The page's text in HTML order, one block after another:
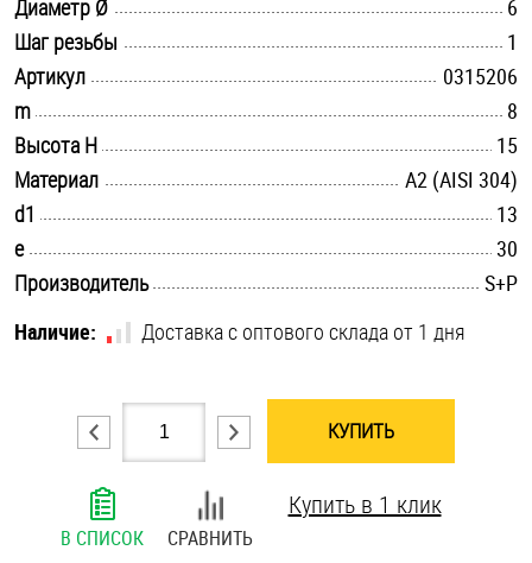
Саморезы и шурупы
Такелаж
Шайбы
Шпильки
Шплинты
Штифты и пальцы
Диаметр Ø
6
Шаг резьбы
1
Артикул
0315206
m
8
Высота H
15
Материал
А2 (AISI 304)
d1
13
e
30
Производитель
S+P
Наличие:
Доставка с оптового склада от 1 дня
КУПИТЬ
В СПИСОК СРАВНИТЬ
Купить в 1 клик